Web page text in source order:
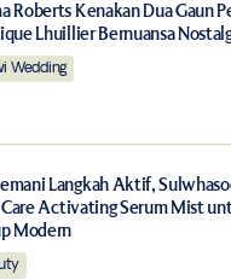
Roberts Kenakan Dua Gaun
Lhuillier Bernuansa
Wedding
Langkah Aktif,
Activating Serum Mist
Modern